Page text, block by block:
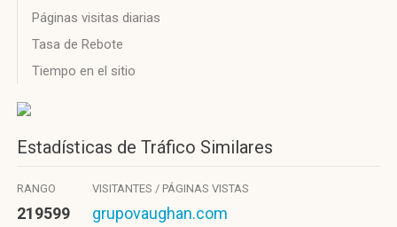
Páginas visitas diarias
Tasa de Rebote
Tiempo en el sitio
Estadísticas de Tráfico Similares
RANGO VISITANTES / PÁGINAS VISTAS
219599 grupovaughan.com